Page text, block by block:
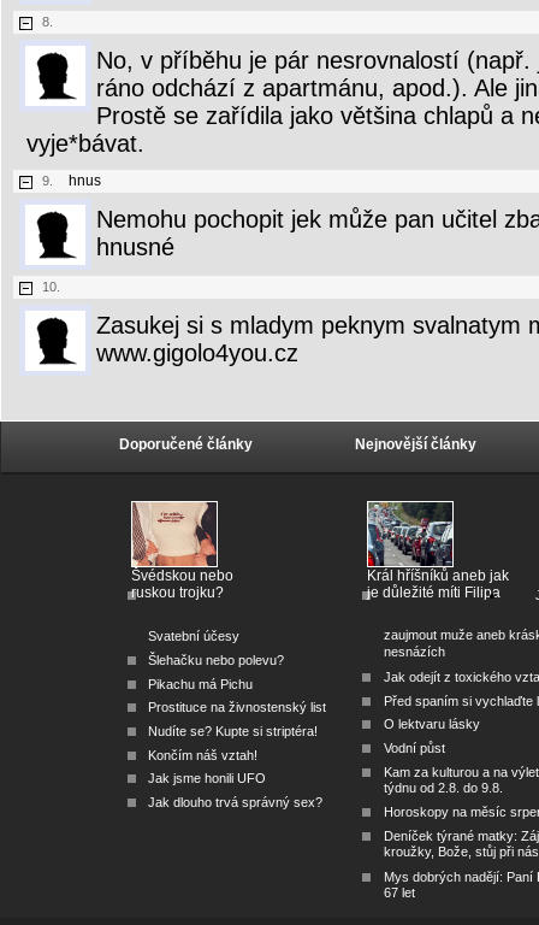
8.
No, v příběhu je pár nesrovnalostí (např.
ráno odchází z apartmánu, apod.). Ale
Prostě se zařídila jako většina chlapů a
vyje*bávat.
9. hnus
Nemohu pochopit jek může pan učitel
hnusné
10.
Zasukej si s mladym peknym svalnatym
www.gigolo4you.cz
Doporučené články
Švédskou nebo
ruskou trojku?
Svatební účesy
Šlehačku nebo polevu?
Pikachu má Pichu
Prostituce na živnostenský list
Nudíte se? Kupte si striptéra!
Končím náš vztah!
Jak jsme honili UFO
Jak dlouho trvá správný sex?
Nejnovější články
Král hříšníků aneb jak
je důležité míti Filipa
zaujmout muže aneb
nesnázích
Jak odejít z toxického
Před spaním si vychlaďte
O lektvaru lásky
Vodní půst
Kam za kulturou a na
týdnu od 2.8. do 9.8.
Horoskopy na měsíc
Deníček týrané matky:
kroužky, Bože, stůj při nás
Mys dobrých nadějí: Paní
67 let